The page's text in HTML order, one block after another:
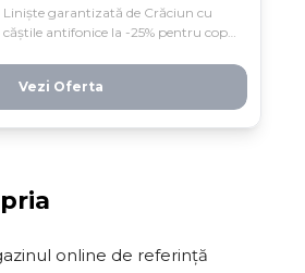
Liniște garantizată de Crăciun cu
căștile antifonice la -25% pentru copii,
petrecerilor — oferta e valabilă doar
până la 31 decembrie.
Vezi Oferta
online de referință